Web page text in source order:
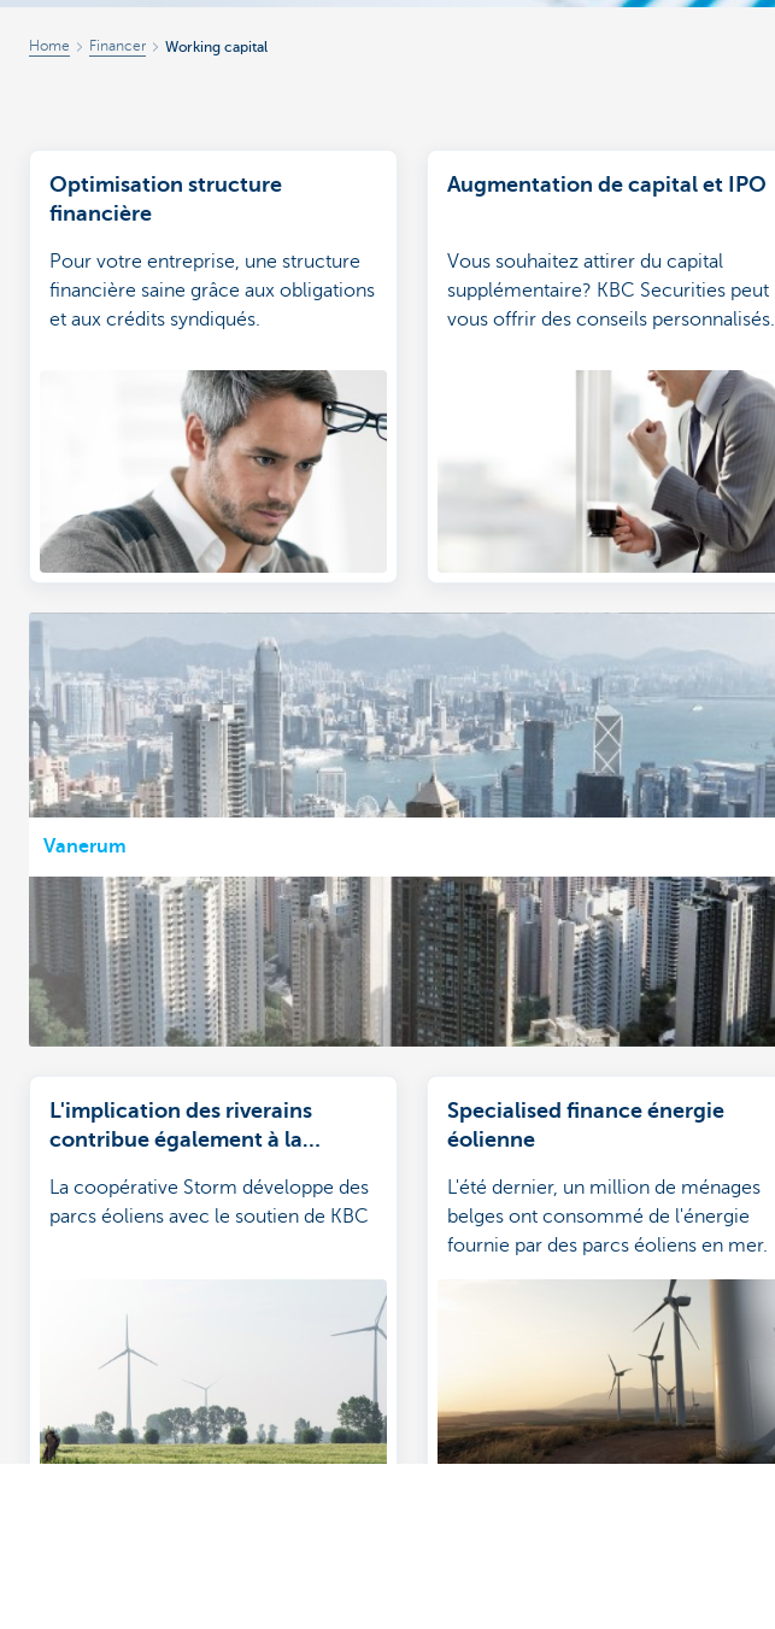
Home Financer Working capital
Optimisation structure
financière
Pour votre entreprise, une structure
financière saine grâce aux obligations
et aux crédits syndiqués.
Augmentation de capital et IPO
Vous souhaitez attirer du capital
supplémentaire? KBC Securities peut
vous offrir des conseils personnalisés.
Vanerum
L'implication des riverains
contribue également à la
La coopérative Storm développe des
parcs éoliens avec le soutien de KBC
Specialised finance énergie
éolienne
L'été dernier, un million de ménages
belges ont consommé de l'énergie
fournie par des parcs éoliens en mer.